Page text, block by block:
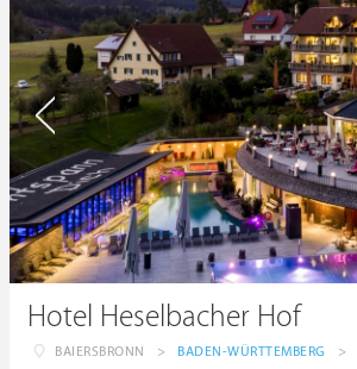
Hotel Heselbacher Hof
BAIERSBRONN > BADEN-WÜRTTEMBERG >